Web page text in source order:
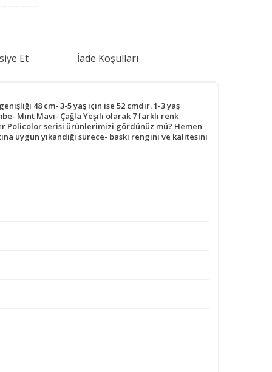
Et İade Koşulları
48 cm- 3-5 yaş için ise 52 cmdir. 1-3 yaş
Mint Mavi- Çağla Yeşili olarak 7 farklı renk
Policolor serisi ürünlerimizi gördünüz mü? Hemen
uygun yıkandığı sürece- baskı rengini ve kalitesini